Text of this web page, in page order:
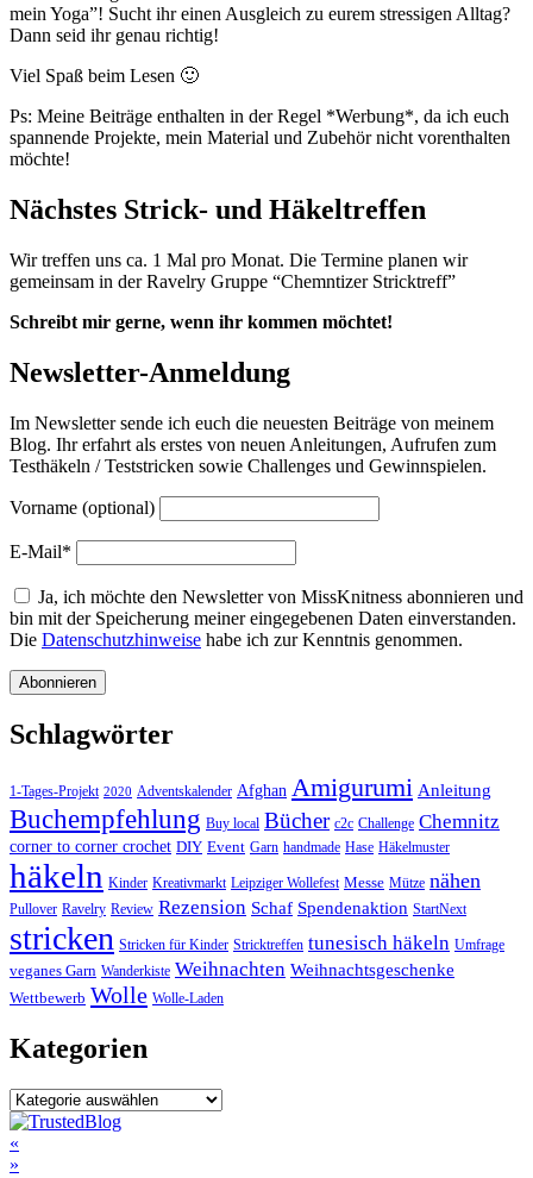
mein Yoga”! Sucht ihr einen Ausgleich zu eurem stressigen Alltag?
Dann seid ihr genau richtig!
Viel Spaß beim Lesen 🙂
Ps: Meine Beiträge enthalten in der Regel *Werbung*, da ich euch
spannende Projekte, mein Material und Zubehör nicht vorenthalten
möchte!
Nächstes Strick- und Häkeltreffen
Wir treffen uns ca. 1 Mal pro Monat. Die Termine planen wir
gemeinsam in der Ravelry Gruppe “Chemntizer Stricktreff”
Schreibt mir gerne, wenn ihr kommen möchtet!
Newsletter-Anmeldung
Im Newsletter sende ich euch die neuesten Beiträge von meinem
Blog. Ihr erfahrt als erstes von neuen Anleitungen, Aufrufen zum
Testhäkeln / Teststricken sowie Challenges und Gewinnspielen.
Vorname (optional)
E-Mail*
Ja, ich möchte den Newsletter von MissKnitness abonnieren und
bin mit der Speicherung meiner eingegebenen Daten einverstanden.
Die Datenschutzhinweise habe ich zur Kenntnis genommen.
Schlagwörter
1-Tages-Projekt 2020 Adventskalender Afghan Amigurumi Anleitung
Buchempfehlung Buy local Bücher c2c Challenge Chemnitz
corner to corner crochet DIY Event Garn handmade Hase Häkelmuster
häkeln Kinder Kreativmarkt Leipziger Wollefest Messe Mütze nähen
Pullover Ravelry Review Rezension Schaf Spendenaktion StartNext
stricken Stricken für Kinder Stricktreffen tunesisch häkeln Umfrage
veganes Garn Wanderkiste Weihnachten Weihnachtsgeschenke
Wettbewerb Wolle Wolle-Laden
Kategorien
Kategorien
Post
«
»